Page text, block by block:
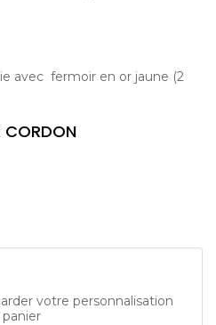
avec fermoir en or jaune (2
CORDON
votre personnalisation